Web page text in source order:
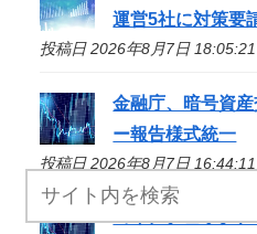
運営5社に対策要
投稿日 2026年8月7日
金融庁、暗号資
ー報告様式統一
投稿日 2026年8月7日
コインチェック